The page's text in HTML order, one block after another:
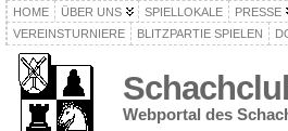
HOME ÜBER UNS SPIELLOKALE PRESSE
VEREINSTURNIERE
BLITZPARTIE SPIELEN
Webportal des